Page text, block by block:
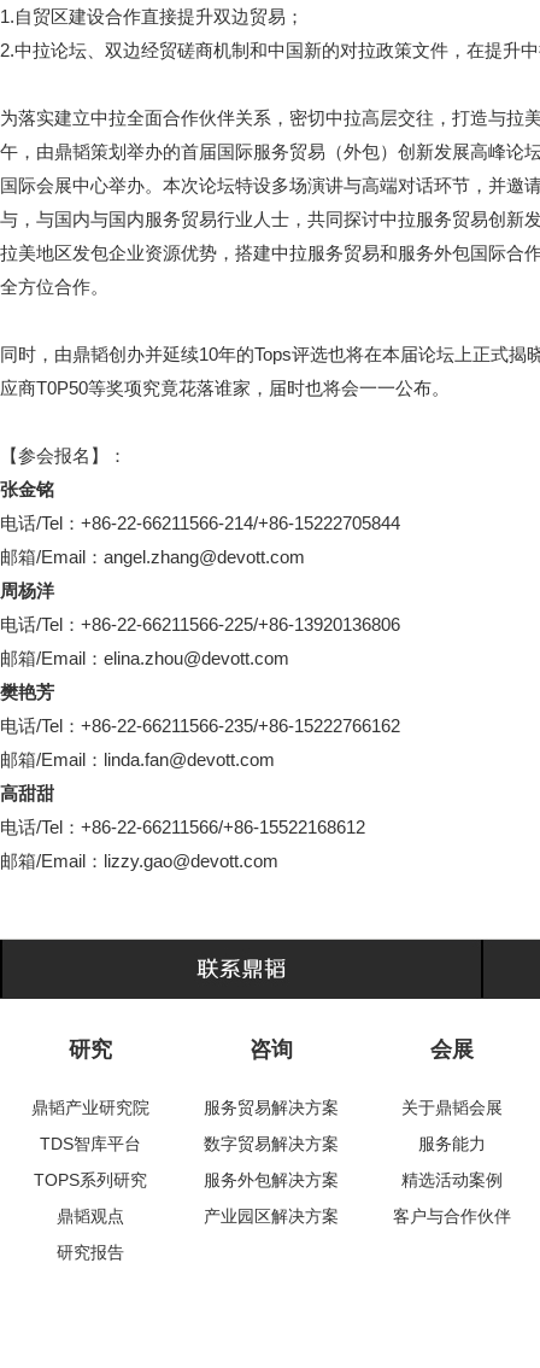
1.自贸区建设合作直接提升双边贸易；
2.中拉论坛、双边经贸磋商机制和中国新的对拉政策文件，在提升
为落实建立中拉全面合作伙伴关系，密切中拉高层交往，打造与拉
午，由鼎韬策划举办的首届国际服务贸易（外包）创新发展高峰论
国际会展中心举办。本次论坛特设多场演讲与高端对话环节，并邀
与，与国内与国内服务贸易行业人士，共同探讨中拉服务贸易创新
拉美地区发包企业资源优势，搭建中拉服务贸易和服务外包国际合
全方位合作。
同时，由鼎韬创办并延续10年的Tops评选也将在本届论坛上正式
应商T0P50等奖项究竟花落谁家，届时也将会一一公布。
【参会报名】：
张金铭
电话/Tel：+86-22-66211566-214/+86-15222705844
邮箱/Email： angel.zhang@devott.com
周杨洋
电话/Tel：+86-22-66211566-225/+86-13920136806
邮箱/Email： elina.zhou@devott.com
樊艳芳
电话/Tel：+86-22-66211566-235/+86-15222766162
邮箱/Email： linda.fan@devott.com
高甜甜
电话/Tel：+86-22-66211566/+86-15522168612
邮箱/Email： lizzy.gao@devott.com
研究
鼎韬产业研究院
TDS智库平台
TOPS系列研究
鼎韬观点
研究报告
咨询
服务贸易解决方案
数字贸易解决方案
服务外包解决方案
产业园区解决方案
会展
关于鼎韬会展
服务能力
精选活动案例
客户与合作伙伴